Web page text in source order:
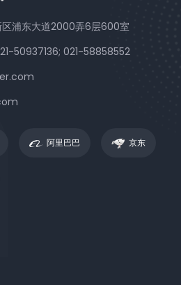
区浦东大道2000弄6层600室
50937136; 021-58858552
阿里巴巴 京东